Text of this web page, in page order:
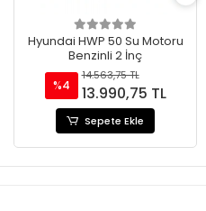
Hyundai HWP 50 Su Motoru
Benzinli 2 İnç
%4
14.563,75 TL
13.990,75 TL
Sepete Ekle